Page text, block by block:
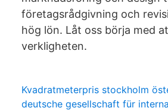
företagsrådgivning och
hög lön. Låt oss börja med
verkligheten.
Kvadratmeterpris stockholm
deutsche gesellschaft für